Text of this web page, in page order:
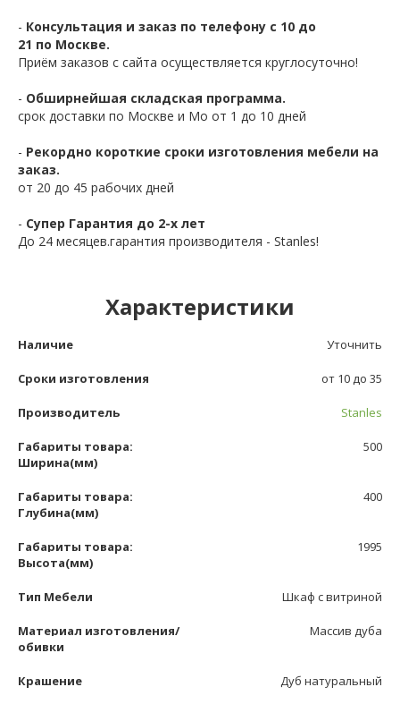
- Консультация и заказ по телефону с 10 до
21 по Москве.
Приём заказов с сайта осуществляется круглосуточно!
- Обширнейшая складская программа.
срок доставки по Москве и Мо от 1 до 10 дней
- Рекордно короткие сроки изготовления мебели на
заказ.
от 20 до 45 рабочих дней
- Супер Гарантия до 2-х лет
До 24 месяцев.гарантия производителя - Stanles!
Характеристики
Наличие Уточнить
Сроки изготовления от 10 до 35
Производитель Stanles
Габариты товара:
Ширина(мм)
500
Габариты товара:
Глубина(мм)
400
Габариты товара:
Высота(мм)
1995
Тип Мебели Шкаф с витриной
Материал изготовления/
обивки
Массив дуба
Крашение Дуб натуральный